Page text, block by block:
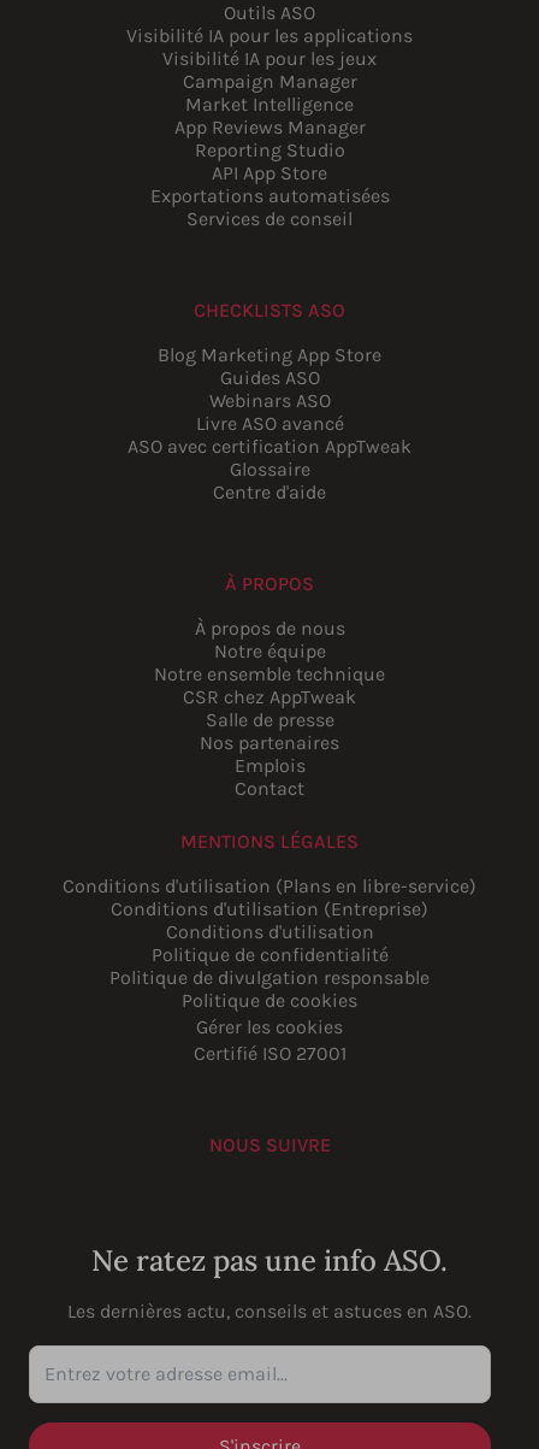
Outils ASO
Visibilité IA pour les applications
Visibilité IA pour les jeux
Campaign Manager
Market Intelligence
App Reviews Manager
Reporting Studio
API App Store
Exportations automatisées
Services de conseil
CHECKLISTS ASO
Blog Marketing App Store
Guides ASO
Webinars ASO
Livre ASO avancé
ASO avec certification AppTweak
Glossaire
Centre d'aide
À PROPOS
À propos de nous
Notre équipe
Notre ensemble technique
CSR chez AppTweak
Salle de presse
Nos partenaires
Emplois
Contact
MENTIONS LÉGALES
Conditions d'utilisation (Plans en libre-service)
Conditions d'utilisation (Entreprise)
Conditions d'utilisation
Politique de confidentialité
Politique de divulgation responsable
Politique de cookies
Gérer les cookies
Certifié ISO 27001
NOUS SUIVRE
Ne ratez pas une info ASO.
Les dernières actu, conseils et astuces en ASO.
Entrez votre adresse email...